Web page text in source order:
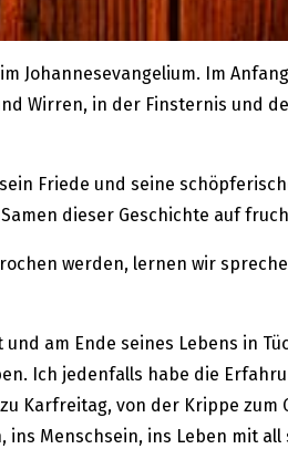
Johannesevangelium. Im
Wirren, in der Finsternis und
Friede und seine
dieser Geschichte auf
werden, lernen wir
am Ende seines Lebens in
Ich jedenfalls habe die
Karfreitag, von der Krippe zum
Menschsein, ins Leben mit